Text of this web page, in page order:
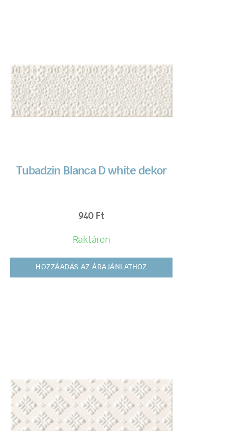
Tubadzin Blanca D white dekor
940 Ft
Raktáron
HOZZÁADÁS AZ ÁRAJÁNLATHOZ